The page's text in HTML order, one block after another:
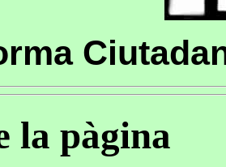
la pàgina